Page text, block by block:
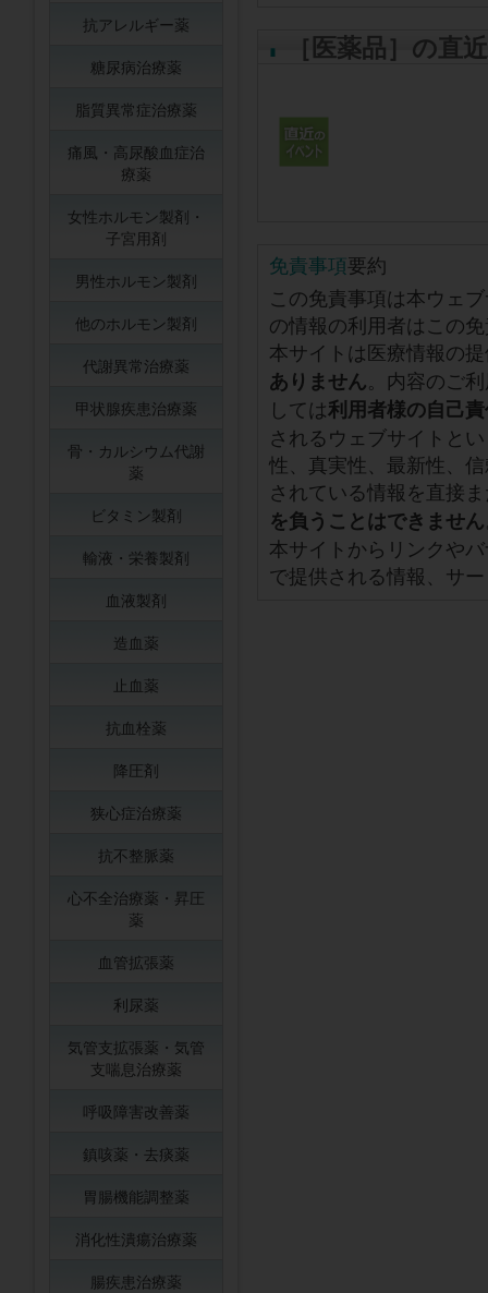
［医薬品］の直
免責事項要約
この免責事項は本ウェ
の情報の利用者はこの
本サイトは医療情報の
ありません。内容のご
しては利用者様の自己
されるウェブサイトと
性、真実性、最新性、
されている情報を直接
を負うことはできません
本サイトからリンクや
で提供される情報、サ
抗アレルギー薬
糖尿病治療薬
脂質異常症治療薬
痛風・高尿酸血症治
療薬
女性ホルモン製剤・
子宮用剤
男性ホルモン製剤
他のホルモン製剤
代謝異常治療薬
甲状腺疾患治療薬
骨・カルシウム代謝
薬
ビタミン製剤
輸液・栄養製剤
血液製剤
造血薬
止血薬
抗血栓薬
降圧剤
狭心症治療薬
抗不整脈薬
心不全治療薬・昇圧
薬
血管拡張薬
利尿薬
気管支拡張薬・気管
支喘息治療薬
呼吸障害改善薬
鎮咳薬・去痰薬
胃腸機能調整薬
消化性潰瘍治療薬
腸疾患治療薬